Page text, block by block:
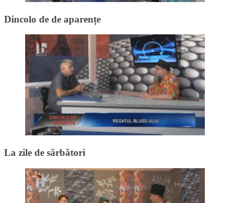
Dincolo de de aparențe
La zile de sărbători